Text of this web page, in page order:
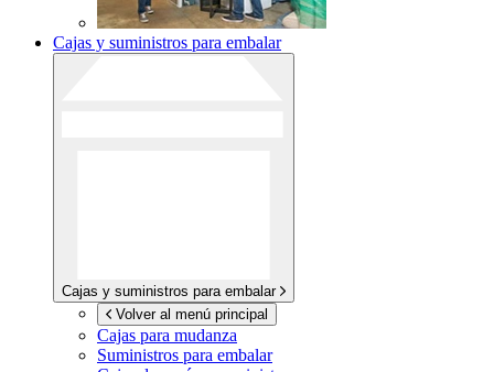
Cajas y suministros para embalar
Cajas y suministros para embalar
Volver al menú principal
Cajas para mudanza
Suministros para embalar